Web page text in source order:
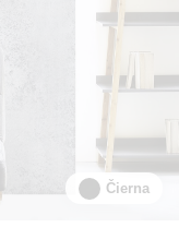
Čierna